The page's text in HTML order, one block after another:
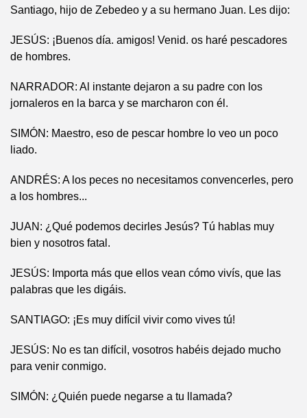
Santiago, hijo de Zebedeo y a su hermano Juan. Les dijo:
JESÚS: ¡Buenos día. amigos! Venid. os haré pescadores
de hombres.
NARRADOR: Al instante dejaron a su padre con los
jornaleros en la barca y se marcharon con él.
SIMÓN: Maestro, eso de pescar hombre lo veo un poco
liado.
ANDRÉS: A los peces no necesitamos convencerles, pero
a los hombres...
JUAN: ¿Qué podemos decirles Jesús? Tú hablas muy
bien y nosotros fatal.
JESÚS: Importa más que ellos vean cómo vivís, que las
palabras que les digáis.
SANTIAGO: ¡Es muy difícil vivir como vives tú!
JESÚS: No es tan difícil, vosotros habéis dejado mucho
para venir conmigo.
SIMÓN: ¿Quién puede negarse a tu llamada?